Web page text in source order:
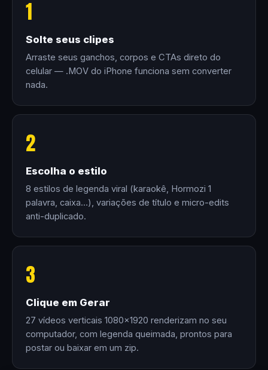
1
Solte seus clipes
Arraste seus ganchos, corpos e CTAs direto do
celular — .MOV do iPhone funciona sem converter
nada.
2
Escolha o estilo
8 estilos de legenda viral (karaokê, Hormozi 1
palavra, caixa…), variações de título e micro-edits
anti-duplicado.
3
Clique em Gerar
27 vídeos verticais 1080×1920 renderizam no seu
computador, com legenda queimada, prontos para
postar ou baixar em um zip.